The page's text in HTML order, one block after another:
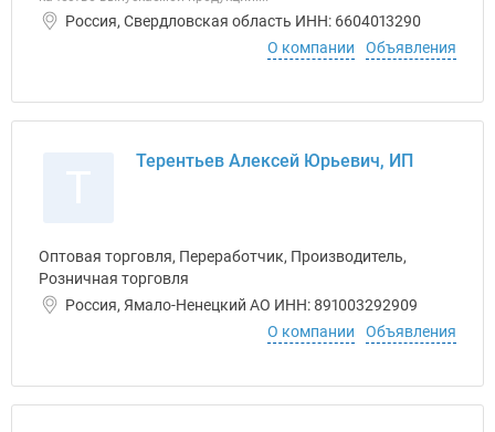
Россия, Свердловская область ИНН: 6604013290
О компании
Объявления
Терентьев Алексей Юрьевич, ИП
Оптовая торговля, Переработчик, Производитель,
Розничная торговля
Россия, Ямало-Ненецкий АО ИНН: 891003292909
О компании
Объявления